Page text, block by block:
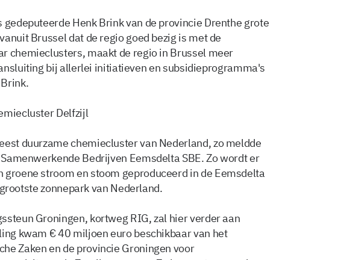
gedeputeerde Henk Brink van de provincie Drenthe grote
Brussel dat de regio goed bezig is met de
chemieclusters, maakt de regio in Brussel meer
bij allerlei initiatieven en subsidieprogramma's
Delfzijl
duurzame chemiecluster van Nederland, zo meldde
Bedrijven Eemsdelta SBE. Zo wordt er
groene stroom en stoom geproduceerd in de Eemsdelta
zonnepark van Nederland.
Groningen, kortweg RIG, zal hier verder aan
kwam € 40 miljoen euro beschikbaar van het
Zaken en de provincie Groningen voor